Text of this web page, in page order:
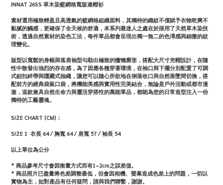
Gemini
說
了
呼
吸
感
的
工
藝
美
INNAT 26SS 草木染籃網格寬版連帽衫
素材選用極致輕盈且高透氣的籃網格組織面料，其獨特的織紋不僅賦予衣物乾爽不
黏膩的觸感，更確保了全天候的舒適，本系列最迷人之處在於採用了天然草木染技
術，透過自然素材的染色工法，每件單品都會呈現出獨一無二的色澤感與細微的紋
理變化。
版型以寬鬆的身幅與落肩袖型勾勒出極致的慵懶廓形，搭配大尺寸兜帽設計，在隨
性中散發出強烈的存在感，為了因應各種穿著環境，在袖口與下擺分別配置了可調
式鈕扣絆帶與隱藏式抽繩，讓您可以隨心所欲地在俐落收口與自然垂墜間切換，搭
配前方的經典袋鼠口袋，將機能美感與實用性完美結合， 無論是戶外活動或都市漫
遊，這款兼具自然生命力與靈活穿搭性的萬能單品，都能為您的日常造型注入一份
獨特的工藝靈魂。
SIZE CHART (CM)：
SIZE 1 衣長 64 / 胸寬 64 / 肩寬 57 / 袖長 54
以上單位為公分
* 商品參考尺寸會因衡量方式而有1~2cm之誤差值。
* 商品照片已盡量將色差調整最低，但會因相機、螢幕造成色差上的問題，一切以
實物為主，如對產品有任何疑問，請與我們聯繫，謝謝。